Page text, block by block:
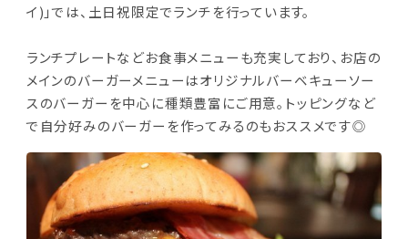
イ)」では、土日祝限定でランチを行っています。
ランチプレートなどお食事メニューも充実しており、お店の
メインのバーガーメニューはオリジナルバーベキューソー
スのバーガーを中心に種類豊富にご用意。トッピングなど
で自分好みのバーガーを作ってみるのもおススメです◎